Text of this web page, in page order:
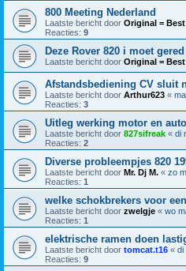
800 Meeting Nederland
Laatste bericht door Original = Best
Reacties: 9
Deze Rover 820 i moet
Laatste bericht door Original = Best
Afstandsbediening CV sluit
Laatste bericht door Arthur623 «
Reacties: 3
Uitleg werking motor en
Laatste bericht door 827sifreak « di
Reacties: 2
Diverse probleempjes 820
Laatste bericht door Mr. Dj M. « zo
Reacties: 1
welke schokbrekers voor
Laatste bericht door zwelgje « wo
Reacties: 1
elektrische ramen doen
Laatste bericht door tomcat.t16 « di
Reacties: 9